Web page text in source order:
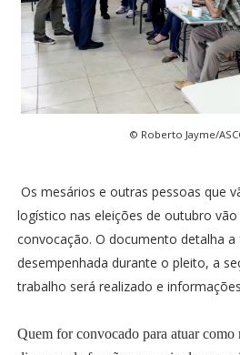
© Roberto Jayme/
Os mesários e outras pessoas que
logístico nas eleições de outubro
convocação. O documento detalha a
desempenhada durante o pleito, a
trabalho será realizado e
Quem for convocado para atuar como